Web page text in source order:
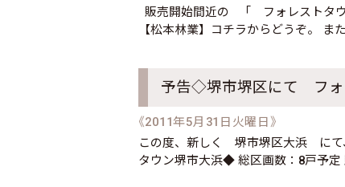
販売開始間近の 「 フォレストタ
【松本林業】コチラからどうぞ。
予告◇堺市堺区にて フォ
《2011年5月31日火曜日》
この度、新しく 堺市堺区大浜 にて
タウン堺市大浜◆ 総区画数：8戸予